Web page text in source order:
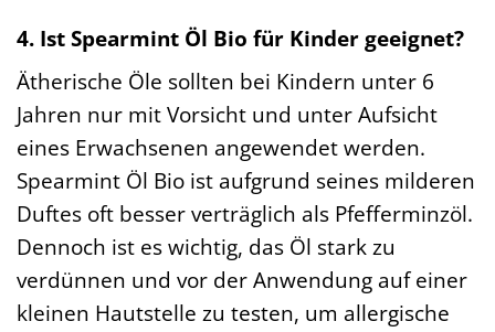
4. Ist Spearmint Öl Bio für Kinder geeignet?
Ätherische Öle sollten bei Kindern unter 6
Jahren nur mit Vorsicht und unter Aufsicht
eines Erwachsenen angewendet werden.
Spearmint Öl Bio ist aufgrund seines milderen
Duftes oft besser verträglich als Pfefferminzöl.
Dennoch ist es wichtig, das Öl stark zu
verdünnen und vor der Anwendung auf einer
kleinen Hautstelle zu testen, um allergische